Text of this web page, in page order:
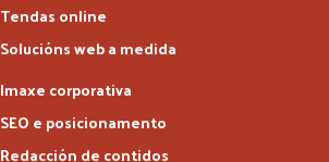
Tendas online
Solucións web a medida
Imaxe corporativa
SEO e posicionamento
Redacción de contidos